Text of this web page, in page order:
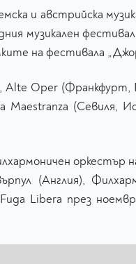
и австрийска
музикален
на фестивала
Alte Oper (Франкфурт,
Maestranza (Севиля,
оркестър
(Англия),
Libera през